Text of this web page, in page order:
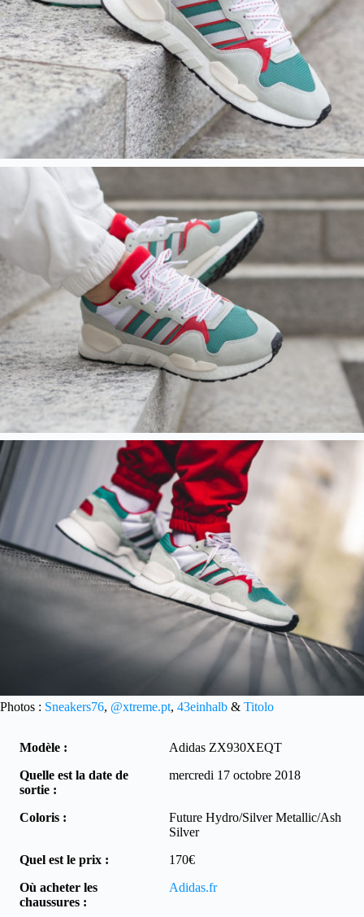
Photos : Sneakers76, @xtreme.pt, 43einhalb & Titolo
Modèle :
Adidas ZX930XEQT
Quelle est la date de
sortie :
mercredi 17 octobre 2018
Coloris :
Future Hydro/Silver Metallic/Ash
Silver
Quel est le prix :
170€
Où acheter les
chaussures :
Adidas.fr